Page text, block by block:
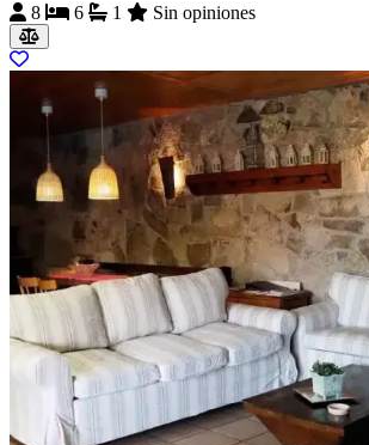
8
6 1 Sin opiniones